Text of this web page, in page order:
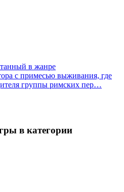
в жанре
с примесью выживания, где
группы римских пер…
в категории